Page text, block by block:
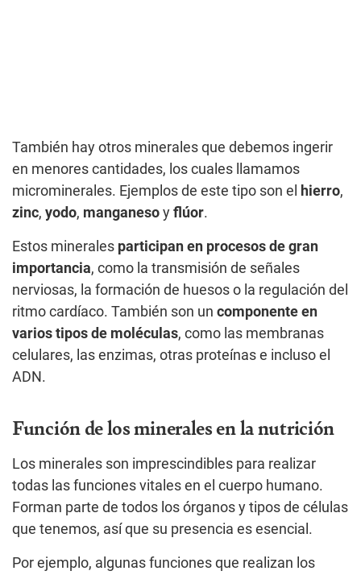
También hay otros minerales que debemos ingerir
en menores cantidades, los cuales llamamos
microminerales. Ejemplos de este tipo son el hierro,
zinc, yodo, manganeso y flúor.
Estos minerales participan en procesos de gran
importancia, como la transmisión de señales
nerviosas, la formación de huesos o la regulación del
ritmo cardíaco. También son un componente en
varios tipos de moléculas, como las membranas
celulares, las enzimas, otras proteínas e incluso el
ADN.
Función de los minerales en la nutrición
Los minerales son imprescindibles para realizar
todas las funciones vitales en el cuerpo humano.
Forman parte de todos los órganos y tipos de células
que tenemos, así que su presencia es esencial.
Por ejemplo, algunas funciones que realizan los